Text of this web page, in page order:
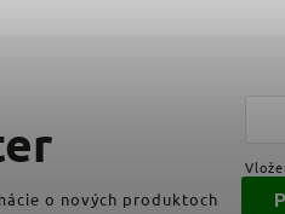
o nových produktoch